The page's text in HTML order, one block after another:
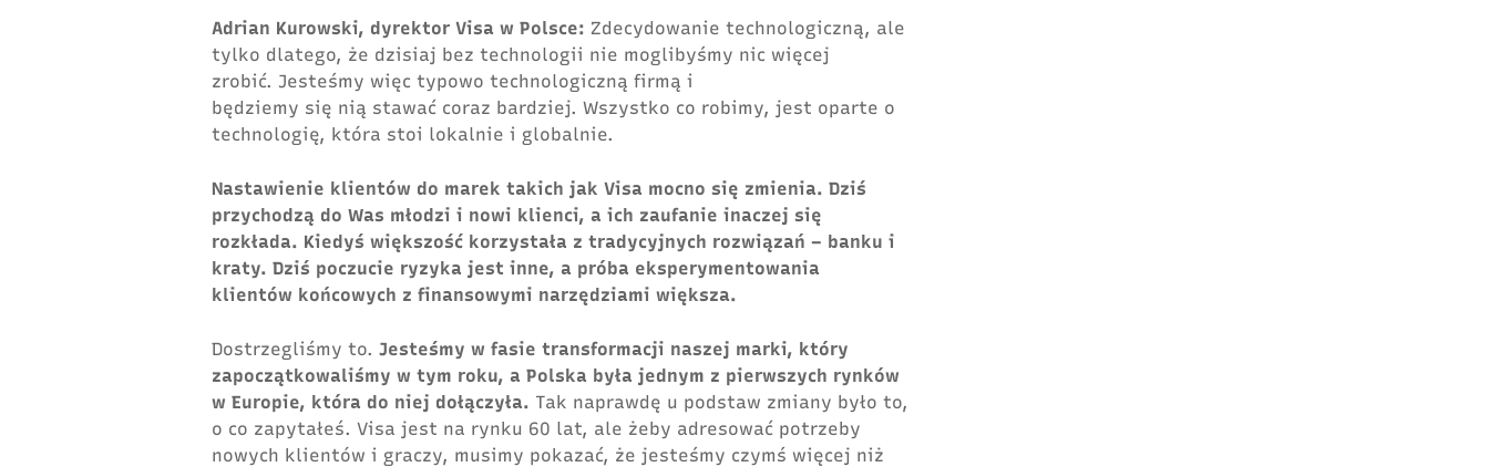
Adrian Kurowski, dyrektor Visa w Polsce: Zdecydowanie technologiczną, ale
tylko dlatego, że dzisiaj bez technologii nie moglibyśmy nic więcej
zrobić. Jesteśmy więc typowo technologiczną firmą i
będziemy się nią stawać coraz bardziej. Wszystko co robimy, jest oparte o
technologię, która stoi lokalnie i globalnie.
Nastawienie klientów do marek takich jak Visa mocno się zmienia. Dziś
przychodzą do Was młodzi i nowi klienci, a ich zaufanie inaczej się
rozkłada. Kiedyś większość korzystała z tradycyjnych rozwiązań – banku i
kraty. Dziś poczucie ryzyka jest inne, a próba eksperymentowania
klientów końcowych z finansowymi narzędziami większa.
Dostrzegliśmy to. Jesteśmy w fasie transformacji naszej marki, który
zapoczątkowaliśmy w tym roku, a Polska była jednym z pierwszych rynków
w Europie, która do niej dołączyła. Tak naprawdę u podstaw zmiany było to,
o co zapytałeś. Visa jest na rynku 60 lat, ale żeby adresować potrzeby
nowych klientów i graczy, musimy pokazać, że jesteśmy czymś więcej niż